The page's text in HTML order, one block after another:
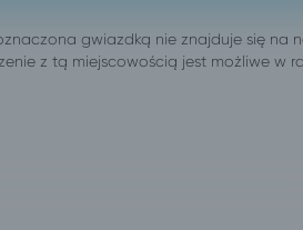
Inowrocław
Szczawno-Zdrój